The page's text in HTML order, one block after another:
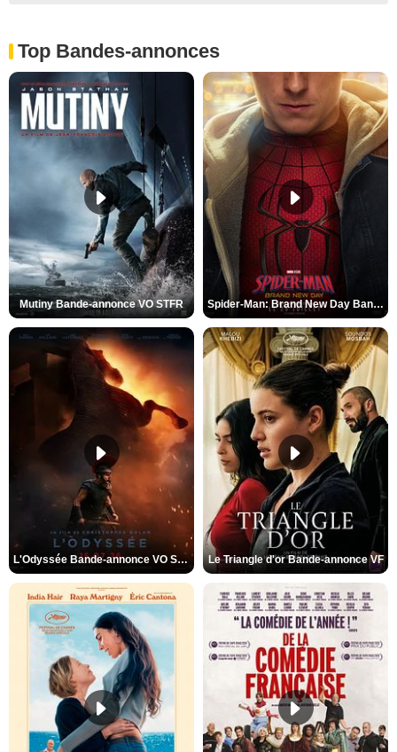
Top Bandes-annonces
Mutiny Bande-annonce VO STFR Spider-Man: Brand New Day Bande-annonce VO STFR
L'Odyssée Bande-annonce VO STFR Le Triangle d'or Bande-annonce VF